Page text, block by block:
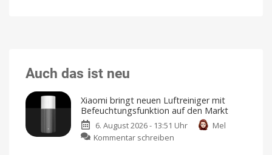
Auch das ist neu
Xiaomi bringt neuen Luftreiniger mit
Befeuchtungsfunktion auf den Markt
6. August 2026 - 13:51 Uhr
Mel
Kommentar schreiben